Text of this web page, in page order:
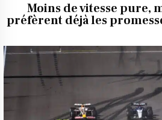
Moins de vitesse pure,
préfèrent déjà les